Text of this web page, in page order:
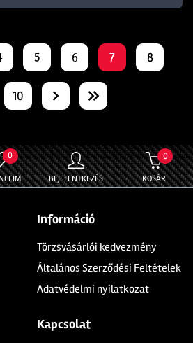
5 6 7 8
10
0
BEJELENTKEZÉS
0
KOSÁR
Információ
Törzsvásárlói kedvezmény
Általános Szerződési Feltételek
Adatvédelmi nyilatkozat
Kapcsolat